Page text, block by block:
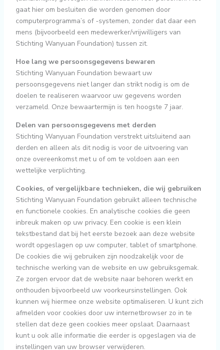
gaat hier om besluiten die worden genomen door
computerprogramma’s of -systemen, zonder dat daar een
mens (bijvoorbeeld een medewerker/vrijwilligers van
Stichting Wanyuan Foundation) tussen zit.
Hoe lang we persoonsgegevens bewaren
Stichting Wanyuan Foundation bewaart uw
persoonsgegevens niet langer dan strikt nodig is om de
doelen te realiseren waarvoor uw gegevens worden
verzameld. Onze bewaartermijn is ten hoogste 7 jaar.
Delen van persoonsgegevens met derden
Stichting Wanyuan Foundation verstrekt uitsluitend aan
derden en alleen als dit nodig is voor de uitvoering van
onze overeenkomst met u of om te voldoen aan een
wettelijke verplichting.
Cookies, of vergelijkbare technieken, die wij gebruiken
Stichting Wanyuan Foundation gebruikt alleen technische
en functionele cookies. En analytische cookies die geen
inbreuk maken op uw privacy. Een cookie is een klein
tekstbestand dat bij het eerste bezoek aan deze website
wordt opgeslagen op uw computer, tablet of smartphone.
De cookies die wij gebruiken zijn noodzakelijk voor de
technische werking van de website en uw gebruiksgemak.
Ze zorgen ervoor dat de website naar behoren werkt en
onthouden bijvoorbeeld uw voorkeursinstellingen. Ook
kunnen wij hiermee onze website optimaliseren. U kunt zich
afmelden voor cookies door uw internetbrowser zo in te
stellen dat deze geen cookies meer opslaat. Daarnaast
kunt u ook alle informatie die eerder is opgeslagen via de
instellingen van uw browser verwijderen.